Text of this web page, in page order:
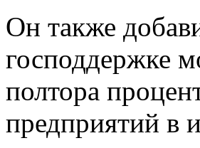
Он также
господдержке
полтора
предприятий в